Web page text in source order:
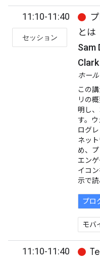
11:10-11:40
セッション
とは
Sam
Clark
ホー
この
リの
明し
す。
ログ
ネッ
め、
エン
イコ
示で読
プロ
モバ
11:10-11:40